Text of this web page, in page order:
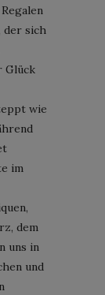
der sich
Glück
wie
im
dem
uns in
und